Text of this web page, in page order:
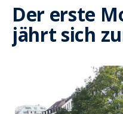
Der erste
jährt sich